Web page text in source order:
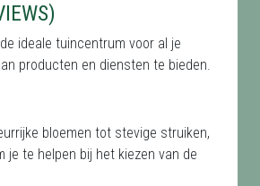
ideale tuincentrum voor al je
producten en diensten te bieden.
bloemen tot stevige struiken,
je te helpen bij het kiezen van de